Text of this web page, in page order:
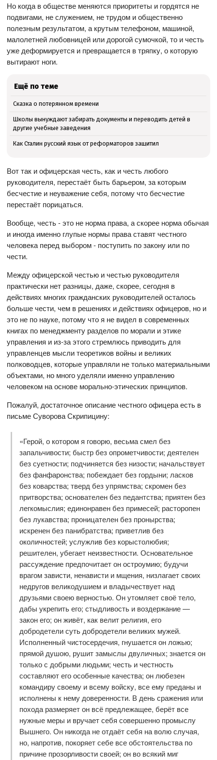
Но когда в обществе меняются приоритеты и гордятся не
подвигами, не служением, не трудом и общественно
полезным результатом, а крутым телефоном, машиной,
малолетней любовницей или дорогой сумочкой, то и честь
уже деформируется и превращается в тряпку, о которую
вытирают ноги.
Ещё по теме
Сказка о потерянном времени
Школы вынуждают забирать документы и переводить детей в
другие учебные заведения
Как Сталин русский язык от реформаторов защитил
Вот так и офицерская честь, как и честь любого
руководителя, перестаёт быть барьером, за которым
бесчестие и неуважение себя, потому что бесчестие
перестаёт порицаться.
Вообще, честь - это не норма права, а скорее норма обычая
и иногда именно глупые нормы права ставят честного
человека перед выбором - поступить по закону или по
чести.
Между офицерской честью и честью руководителя
практически нет разницы, даже, скорее, сегодня в
действиях многих гражданских руководителей осталось
больше чести, чем в решениях и действиях офицеров, но и
это не по науке, потому что я не видел в современных
книгах по менеджменту разделов по морали и этике
управления и из-за этого стремлюсь приводить для
управленцев мысли теоретиков войны и великих
полководцев, которые управляли не только материальными
объектами, но много уделяли именно управлению
человеком на основе морально-этических принципов.
Пожалуй, достаточное описание честного офицера есть в
письме Суворова Скрипицину:
«Герой, о котором я говорю, весьма смел без
запальчивости; быстр без опрометчивости; деятелен
без суетности; подчиняется без низости; начальствует
без фанфаронства; побеждает без гордыни; ласков
без коварства; тверд без упрямства; скромен без
притворства; основателен без педантства; приятен без
легкомыслия; единонравен без примесей; расторопен
без лукавства; проницателен без пронырства;
искренен без панибратства; приветлив без
околичностей; услужлив без корыстолюбия;
решителен, убегает неизвестности. Основательное
рассуждение предпочитает он остроумию; будучи
врагом зависти, ненависти и мщения, низлагает своих
недругов великодушием и владычествует над
друзьями своею верностью. Он утомляет своё тело,
дабы укрепить его; стыдливость и воздержание —
закон его; он живёт, как велит религия, его
добродетели суть добродетели великих мужей.
Исполненный чистосердечия, гнушается он ложью;
прямой душою, рушит замыслы двуличных; знается он
только с добрыми людьми; честь и честность
составляют его особенные качества; он любезен
командиру своему и всему войску, все ему преданы и
исполнены к нему доверенности. В день сражения или
похода размеряет он всё предлежащее, берёт все
нужные меры и вручает себя совершенно промыслу
Вышнего. Он никогда не отдаёт себя на волю случая,
но, напротив, покоряет себе все обстоятельства по
причине прозорливости своей; он во всякий миг